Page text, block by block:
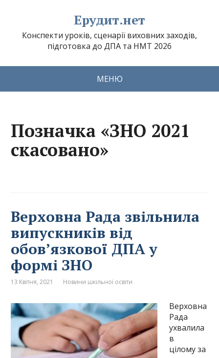
Ерудит.нет
Конспекти уроків, сценарії виховних заходів,
підготовка до ДПА та НМТ 2026
МЕНЮ
Позначка «ЗНО 2021
скасовано»
Верховна Рада звільнила
випускників від
обов’язкової ДПА у
формі ЗНО
13 Квітня, 2021 Новини шкільної освіти
Верховна
Рада
ухвалила
в
цілому за